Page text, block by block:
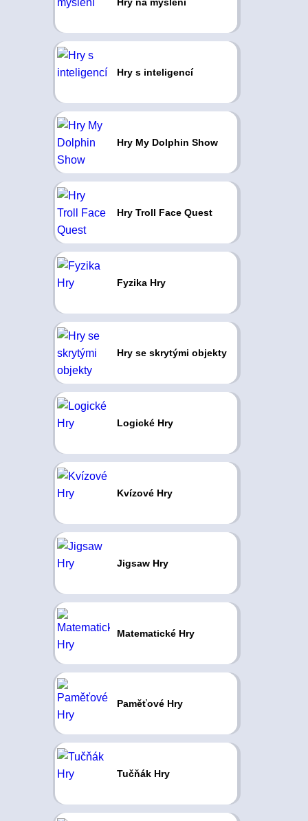
Hry s inteligencí
Hry My Dolphin Show
Hry Troll Face Quest
Fyzika Hry
Hry se skrytými objekty
Logické Hry
Kvízové Hry
Jigsaw Hry
Matematické Hry
Paměťové Hry
Tučňák Hry